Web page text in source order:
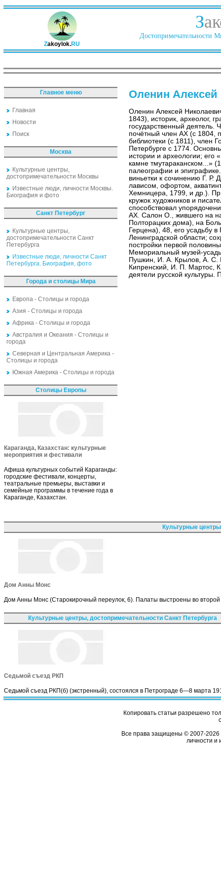
Zakoylok.RU
З
Достопримечательности
Главное меню
Главная
Новости
Поиск
Москва
Культурные центры,
достопримечательности Москвы
Известные люди, личности Москвы.
Биография и фото
Санкт Петербург
Культурные центры,
достопримечательности Санкт
Петербурга
Известные люди, личности Санкт
Петербурга. Биография, фото
Города и столицы Мира
Европа - Столицы и города
Азия - Столицы и города
Африка - Столицы и города
Австралия и Океания - Столицы и
города
Северная и Центральная Америка -
Столицы и города
Южная Америка - Столицы и города
Столицы Европы
Караганда, Казахстан: культурные
мероприятия и фестивали
Афиша культурных событий Караганды:
городские фестивали, концерты,
театральные премьеры, выставки и
семейные программы в течение года в
Караганде, Казахстан.
Оленин Алексей
Оленин Алексей
1843), историк, археолог,
государственный деятель.
почётный член АХ (с 1804,
библиотеки (с 1811), член
Петербурге с 1774.
истории и археологии;
камне тмутараканском...»
палеографии и
виньетки к сочинению Г. Р.
лависом, офортом,
Хемницера, 1799, и др.).
кружок художников и
способствовал
АХ. Салон О., жившего на
Полторацких дома), на
Герцена), 48, его усадьбу
Ленинградской области;
постройки первой
Мемориальный музей-
Пушкин, И. А. Крылов, А. С.
Кипренский, И. П. Мартос,
деятели русской
Культурные
Дом Анны Монс
Дом Анны Монс (Старокирочный переулок, 6). Палаты выстроены во второй
Культурные центры, достопримечательности Санкт Петербурга
Седьмой съезд РКП
Седьмой съезд РКП(б) (экстренный), состоялся в Петрограде 6—8 марта
Копировать статьи разрешено
Все права защищены © 2007-2026
личности и